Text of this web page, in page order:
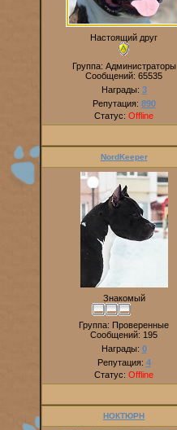
Настоящий друг
Группа: Администраторы
Сообщений: 65535
Награды: 3
Репутация: 890
Статус: Offline
NordKeeper
Знакомый
Группа: Проверенные
Сообщений: 195
Награды: 0
Репутация: 4
Статус: Offline
НОКТЮРН